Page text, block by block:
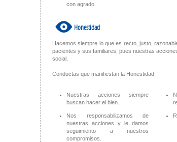
con agrado.
E Honestidad
Hacemos siempre lo que es recto, justo,
pacientes y sus familiares, pues nuestras
social.
Conductas que manifiestan la Honestidad:
Nuestras acciones siempre
buscan hacer el bien.
Nos responsabilizamos de
nuestras acciones y le damos
seguimiento a nuestros
compromisos.